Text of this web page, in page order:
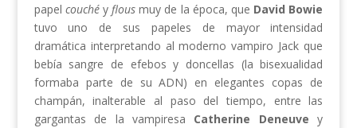
papel couchéyflous muy de la época, que David Bowie
tuvo uno de sus papeles de mayor intensidad
dramática interpretando al moderno vampiro Jack que
bebía sangre de efebos y doncellas (la bisexualidad
formaba parte de su ADN) en elegantes copas de
champán, inalterable al paso del tiempo, entre las
gargantas de la vampiresa Catherine Deneuve y